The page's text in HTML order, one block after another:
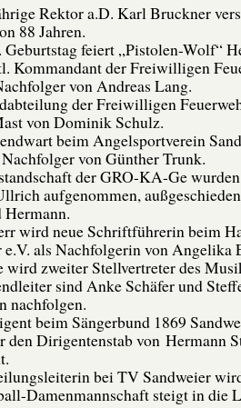
Rektor a.D. Karl Bruckner
88 Jahren.
Geburtstag feiert „Pistolen-Wolf“
Kommandant der Freiwilligen
von Andreas Lang.
der Freiwilligen
von Dominik Schulz.
beim Angelsportverein
von Günther Trunk.
der GRO-KA-Ge
aufgenommen,
wird neue Schriftführerin beim
e.V. als Nachfolgerin von Angelika
wird zweiter Stellvertreter des
sind Anke Schäfer und
nachfolgen.
beim Sängerbund 1869
den Dirigentenstab von Hermann
bei TV Sandweier
Damenmannschaft steigt in die